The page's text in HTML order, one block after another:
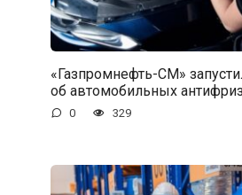
«Газпромнефть-СМ»
об автомобильных
0 329